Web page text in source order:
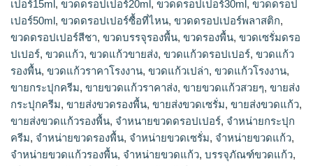
เปอร์15ml, ขวดดรอปเปอร์20ml, ขวดดรอปเปอร์30ml, ขวดดรอป
เปอร์50ml, ขวดดรอปเปอร์ซื้อที่ไหน, ขวดดรอปเปอร์พลาสติก,
ขวดดรอปเปอร์สีชา, ขวดบรรจุรองพื้น, ขวดรองพื้น, ขวดเซรั่มดรอ
ปเปอร์, ขวดแก้ว, ขวดแก้วขายส่ง, ขวดแก้วดรอปเปอร์, ขวดแก้ว
รองพื้น, ขวดแก้วราคาโรงงาน, ขวดแก้วเปล่า, ขวดแก้วโรงงาน,
ขายกระปุกครีม, ขายขวดแก้วราคาส่ง, ขายขวดแก้วสวยๆ, ขายส่ง
กระปุกครีม, ขายส่งขวดรองพื้น, ขายส่งขวดเซรั่ม, ขายส่งขวดแก้ว,
ขายส่งขวดแก้วรองพื้น, จำหนายขวดดรอปเปอร์, จำหน่ายกระปุก
ครีม, จำหน่ายขวดรองพื้น, จำหน่ายขวดเซรั่ม, จำหน่ายขวดแก้ว,
จำหน่ายขวดแก้วรองพื้น, จําหน่ายขวดแก้ว, บรรจุภัณฑ์ขวดแก้ว,